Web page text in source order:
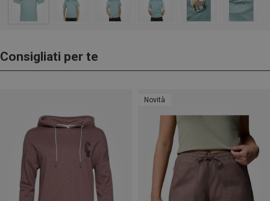
Consigliati per te
Novità